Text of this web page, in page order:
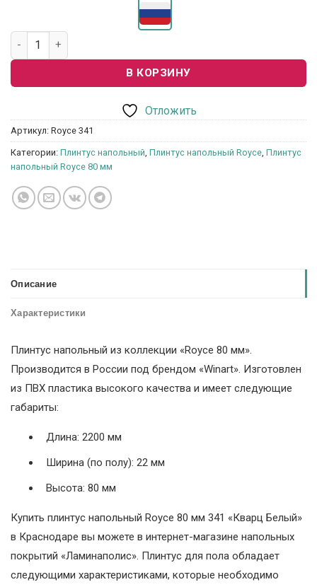
Количество товара Плинтус напольный Royce 80 мм 341
В КОРЗИНУ
Отложить
Артикул: Royce 341
Категории: Плинтус напольный Плинтус напольный Royce Плинтус
напольный Royce 80 мм
Описание
Характеристики
Плинтус напольный из коллекции «Royce 80 мм».
Производится в России под брендом «Winart». Изготовлен
из ПВХ пластика высокого качества и имеет следующие
габариты:
Длина: 2200 мм
Ширина (по полу): 22 мм
Высота: 80 мм
Купить плинтус напольный Royce 80 мм 341 «Кварц Белый»
в Краснодаре вы можете в интернет-магазине напольных
покрытий «Ламинаполис». Плинтус для пола обладает
следующими характеристиками, которые необходимо